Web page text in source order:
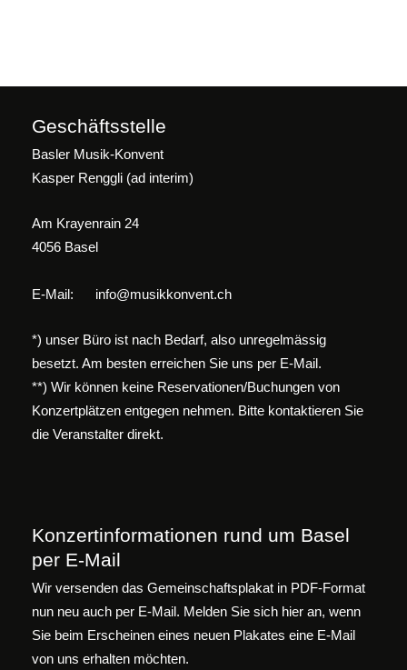
Geschäftsstelle
Basler Musik-Konvent
Kasper Renggli (ad interim)
Am Krayenrain 24
4056 Basel
E-Mail: info@musikkonvent.ch
*) unser Büro ist nach Bedarf, also unregelmässig
besetzt. Am besten erreichen Sie uns per E-Mail.
**) Wir können keine Reservationen/Buchungen von
Konzertplätzen entgegen nehmen. Bitte kontaktieren Sie
die Veranstalter direkt.
Konzertinformationen rund um Basel
per E-Mail
Wir versenden das Gemeinschaftsplakat in PDF-Format
nun neu auch per E-Mail. Melden Sie sich hier an, wenn
Sie beim Erscheinen eines neuen Plakates eine E-Mail
von uns erhalten möchten.